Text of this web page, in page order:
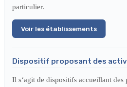
particulier.
Voir les établissements
Dispositif proposant des
Il s‘agit de dispositifs accueillant des